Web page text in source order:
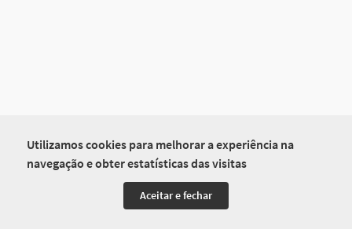
Utilizamos cookies para melhorar a experiência na
navegação e obter estatísticas das visitas
Aceitar e fechar